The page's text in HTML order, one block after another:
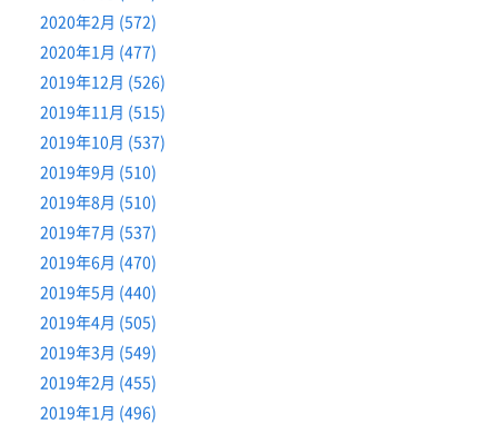
2020年2月 (572)
2020年1月 (477)
2019年12月 (526)
2019年11月 (515)
2019年10月 (537)
2019年9月 (510)
2019年8月 (510)
2019年7月 (537)
2019年6月 (470)
2019年5月 (440)
2019年4月 (505)
2019年3月 (549)
2019年2月 (455)
2019年1月 (496)